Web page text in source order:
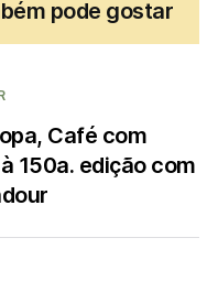
pode gostar
Café com
150a. edição com